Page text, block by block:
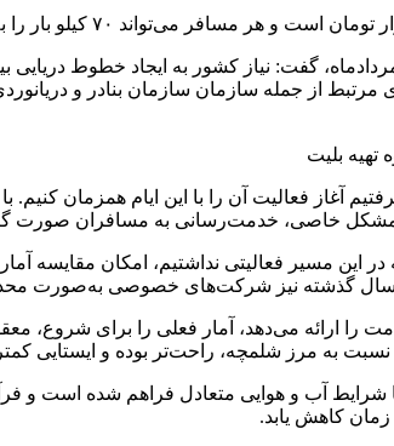
کشتیرانی والفجر با اشاره به راه‌اندازی مسیر دریایی خرمشهر – بصره
از جمله سازمان سازمان بنادر و
بلیت
آغاز فعالیت آن را با این ایام همزمان
این مسیر فعالیتی نداشتیم، امکان
ارائه می‌دهد، آمار فعلی را برای شروع،
به مرز شلمچه، راحت‌تر بوده و ایستایی